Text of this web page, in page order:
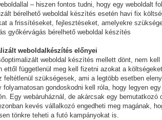
– hiszen fontos tudni, hogy egy weboldalt
bérelhető weboldal készítés esetén havi fix
a frissítéseket, fejlesztéseket, amelyekre
győkérvágás bérelhető weboldal készítés
weboldalkészítés előnyei
weboldal készítés mellett dönt, nem
ettől függetlenül meg kell fizetni azokat a
feltétlenül szükségesek, ami a legtöbb esetben
folyamatosan gondoskodni kell róla, hogy legyen
Egy webáruháznál, de akárcsak egy bemutatkozó
kevés vállalkozó engedheti meg magának,
tönkre teheti a futó kampányokat is.